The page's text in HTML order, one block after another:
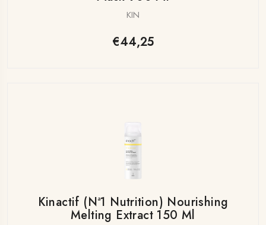
KIN
€44,25
Kinactif (nª1 Nutrition) Nourishing
Melting Extract 150 Ml